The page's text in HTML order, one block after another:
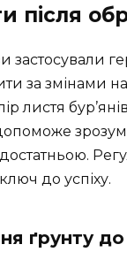
після
застосували
за змінами
листя
до успіху.
ґрунту